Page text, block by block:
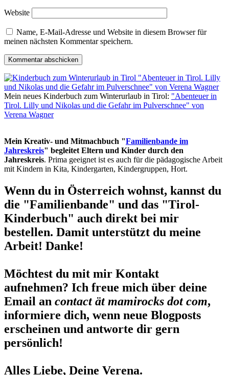
Website
Name, E-Mail-Adresse und Website in diesem Browser für
meinen nächsten Kommentar speichern.
Mein neues Kinderbuch zum Winterurlaub in Tirol: "Abenteuer in
Tirol. Lilly und Nikolas und die Gefahr im Pulverschnee" von
Verena Wagner
Mein Kreativ- und Mitmachbuch "Familienbande im
Jahreskreis" begleitet Eltern und Kinder durch den
Jahreskreis. Prima geeignet ist es auch für die pädagogische Arbeit
mit Kindern in Kita, Kindergarten, Kindergruppen, Hort.
Wenn du in Österreich wohnst, kannst du
die "Familienbande" und das "Tirol-
Kinderbuch" auch direkt bei mir
bestellen. Damit unterstützt du meine
Arbeit! Danke!
Möchtest du mit mir Kontakt
aufnehmen? Ich freue mich über deine
Email an contact ät mamirocks dot com,
informiere dich, wenn neue Blogposts
erscheinen und antworte dir gern
persönlich!
Alles Liebe, Deine Verena.